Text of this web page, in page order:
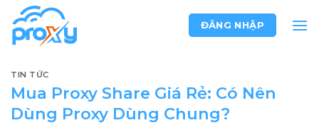
Chuyển
đến
nội
ĐĂNG NHẬP
TIN TỨC
Mua Proxy Share Giá Rẻ: Có Nên
Dùng Proxy Dùng Chung?